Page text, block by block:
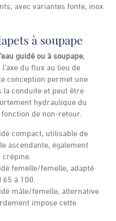
avec variantes fonte, inox
à soupape
guidé ou à soupape,
du flux au lieu de
conception permet une
conduite et peut être
hydraulique du
de non-retour.
compact, utilisable de
ascendante, également
crépine.
femelle/femelle, adapté
65 à 100.
mâle/femelle, alternative
impose cette